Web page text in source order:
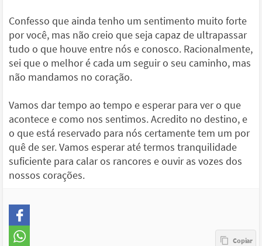
Confesso que ainda tenho um sentimento muito forte
por você, mas não creio que seja capaz de ultrapassar
tudo o que houve entre nós e conosco. Racionalmente,
sei que o melhor é cada um seguir o seu caminho, mas
não mandamos no coração.
Vamos dar tempo ao tempo e esperar para ver o que
acontece e como nos sentimos. Acredito no destino, e
o que está reservado para nós certamente tem um por
quê de ser. Vamos esperar até termos tranquilidade
suficiente para calar os rancores e ouvir as vozes dos
nossos corações.